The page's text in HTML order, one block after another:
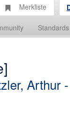
Standards
Merkliste
Arthur -